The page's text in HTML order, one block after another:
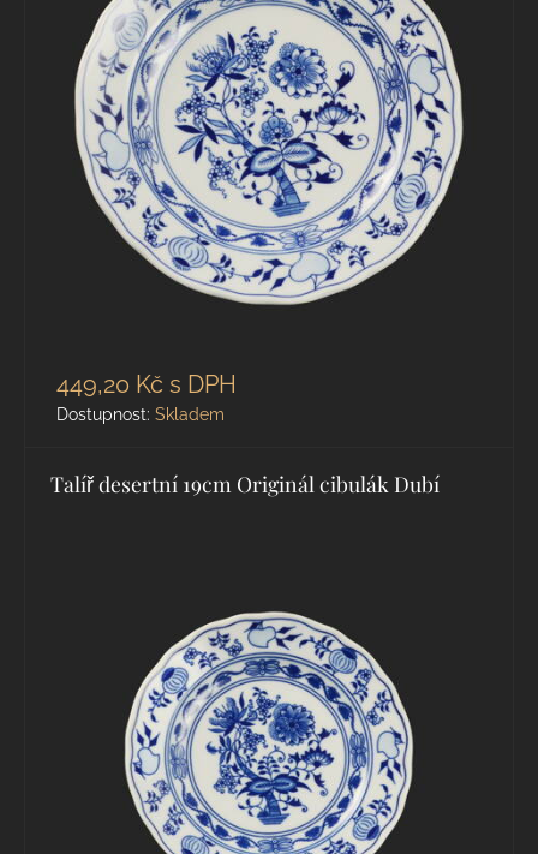
449,20 Kč s DPH
Dostupnost: Skladem
Talíř desertní 19cm Originál cibulák Dubí